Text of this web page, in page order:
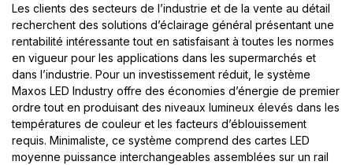
Les clients des secteurs de l’industrie et de la vente au détail
recherchent des solutions d’éclairage général présentant une
rentabilité intéressante tout en satisfaisant à toutes les normes
en vigueur pour les applications dans les supermarchés et
dans l’industrie. Pour un investissement réduit, le système
Maxos LED Industry offre des économies d’énergie de premier
ordre tout en produisant des niveaux lumineux élevés dans les
températures de couleur et les facteurs d’éblouissement
requis. Minimaliste, ce système comprend des cartes LED
moyenne puissance interchangeables assemblées sur un rail